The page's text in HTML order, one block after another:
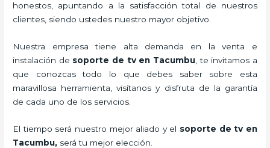
honestos, apuntando a la satisfacción total de nuestros
clientes, siendo ustedes nuestro mayor objetivo.
Nuestra empresa tiene alta demanda en la venta e
instalación de soporte de tv en Tacumbu, te invitamos a
que conozcas todo lo que debes saber sobre esta
maravillosa herramienta, visítanos y disfruta de la garantía
de cada uno de los servicios.
El tiempo será nuestro mejor aliado y el soporte de tv en
Tacumbu, será tu mejor elección.